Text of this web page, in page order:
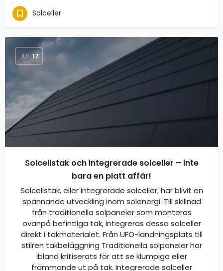
Solceller
JUL 17
Solcellstak och integrerade solceller – inte
bara en platt affär!
Solcellstak, eller integrerade solceller, har blivit en
spännande utveckling inom solenergi. Till skillnad
från traditionella solpaneler som monteras
ovanpå befintliga tak, integreras dessa solceller
direkt i takmaterialet. Från UFO-landningsplats till
stilren takbeläggning Traditionella solpaneler har
ibland kritiserats för att se klumpiga eller
främmande ut på tak. Integrerade solceller